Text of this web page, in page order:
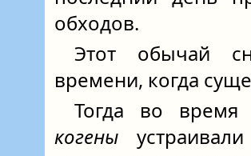
обходов.
Этот обычай
времени, когда
Тогда во время
когены